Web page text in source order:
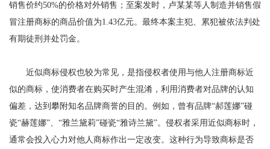
销售价约50%的价格对外销售；至案发时，卢某某等人制造并销售假
冒注册商标的商品价值为1.43亿元。最终本案主犯、累犯被依法判处
有期徒刑并处罚金。
近似商标侵权也较为常见，是指侵权者使用与他人注册商标近
似的商标，使消费者在购买时产生混淆，利用消费者对品牌的认知
偏差，达到攀附知名品牌商誉的目的。例如，曾有品牌“郝莲娜”碰
瓷“赫莲娜”、“雅兰黛莉”碰瓷“雅诗兰黛”。侵权者采用近似商标时，
通常会投入心力对他人商标作出一定改变。这种行为导致商标是否